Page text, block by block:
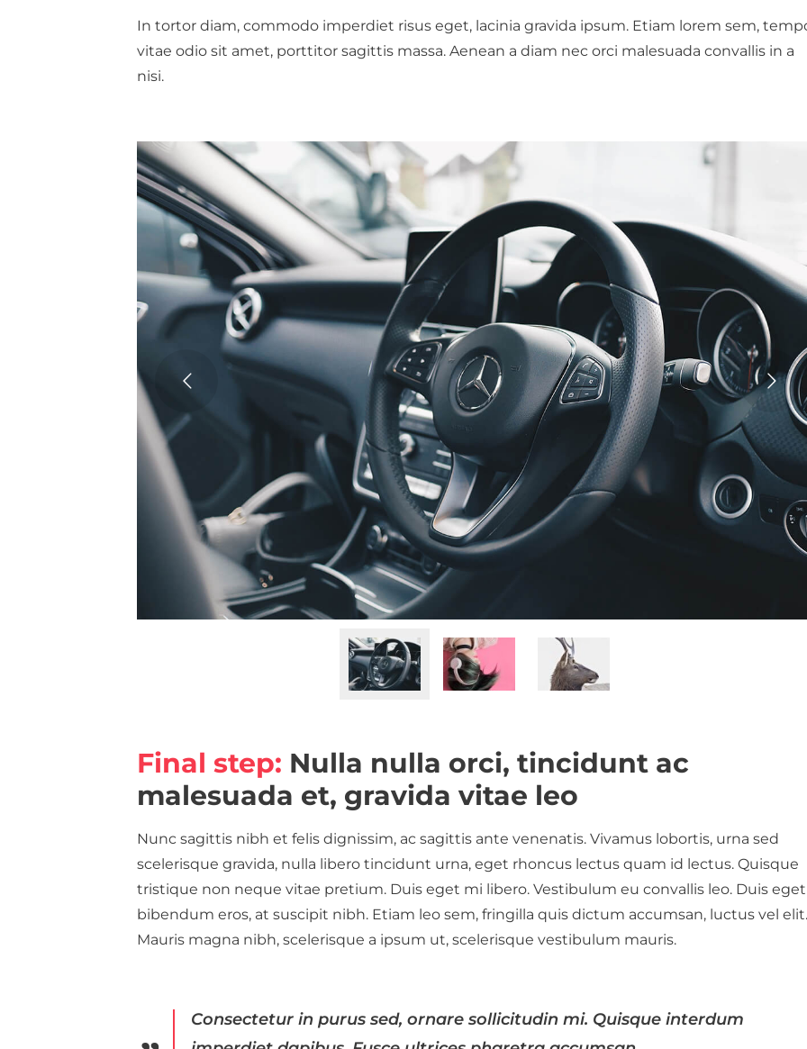
In tortor diam, commodo imperdiet risus eget, lacinia gravida ipsum. Etiam lorem sem,
vitae odio sit amet, porttitor sagittis massa. Aenean a diam nec orci malesuada convallis in a
nisi.
Final step: Nulla nulla orci, tincidunt ac
malesuada et, gravida vitae leo
Nunc sagittis nibh et felis dignissim, ac sagittis ante venenatis. Vivamus lobortis, urna sed
scelerisque gravida, nulla libero tincidunt urna, eget rhoncus lectus quam id lectus. Quisque
tristique non neque vitae pretium. Duis eget mi libero. Vestibulum eu convallis leo. Duis eget
bibendum eros, at suscipit nibh. Etiam leo sem, fringilla quis dictum accumsan, luctus vel elit.
Mauris magna nibh, scelerisque a ipsum ut, scelerisque vestibulum mauris.
Consectetur in purus sed, ornare sollicitudin mi. Quisque interdum